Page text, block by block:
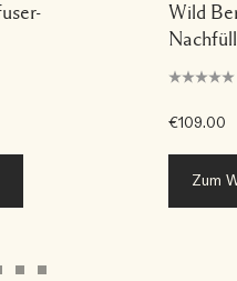
Wild
€109.00
Zum